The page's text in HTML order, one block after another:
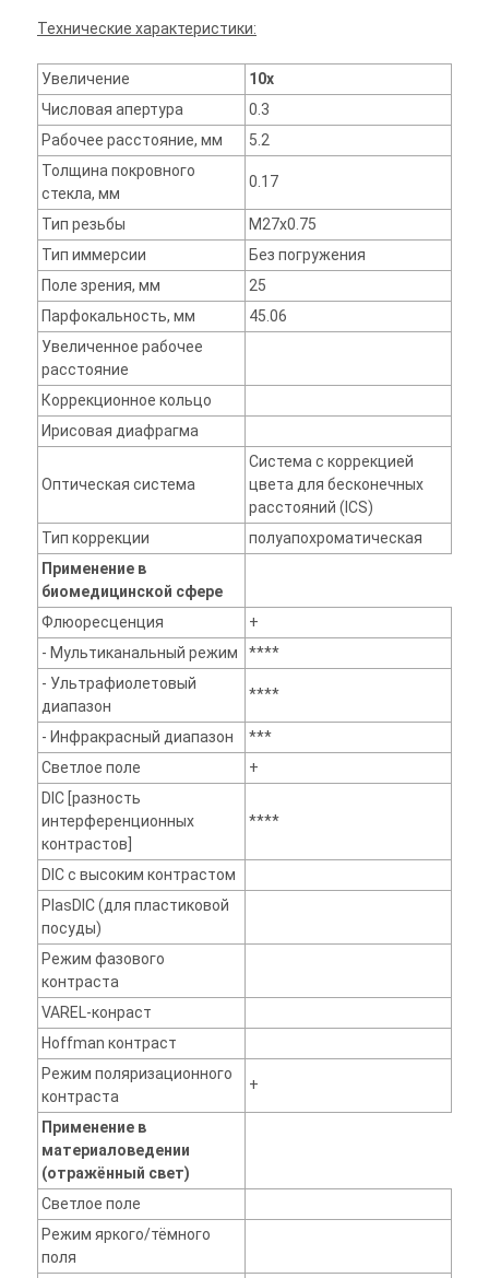
Технические характеристики:
Увеличение
10x
Числовая апертура
0.3
Рабочее расстояние, мм
5.2
Толщина покровного
стекла, мм
0.17
Тип резьбы
M27x0.75
Тип иммерсии
Без погружения
Поле зрения, мм
25
Парфокальность, мм
45.06
Увеличенное рабочее
расстояние
Коррекционное кольцо
Ирисовая диафрагма
Оптическая система
Система с коррекцией
цвета для бесконечных
расстояний (ICS)
Тип коррекции
полуапохроматическая
Применение в
биомедицинской сфере
Флюоресценция
+
- Мультиканальный режим
****
- Ультрафиолетовый
диапазон
****
- Инфракрасный диапазон
***
Светлое поле
+
DIC [разность
интерференционных
контрастов]
****
DIC с высоким контрастом
PlasDIC (для пластиковой
посуды)
Режим фазового
контраста
VAREL-конраст
Hoffman контраст
Режим поляризационного
контраста
+
Применение в
материаловедении
(отражённый свет)
Светлое поле
Режим яркого/тёмного
поля